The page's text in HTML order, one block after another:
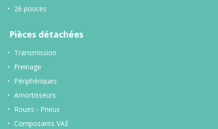
26 pouces
Pièces détachées
Transmission
Freinage
Périphériques
Amortisseurs
Roues - Pneus
Composants VAE